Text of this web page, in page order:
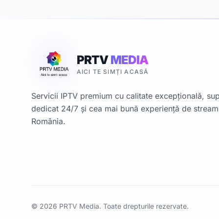
PRTVMEDIA
AICI TE SIMȚI ACASĂ
Servicii IPTV premium cu calitate excepțională,
dedicat 24/7 și cea mai bună experiență de
România.
© 2026 PRTV Media. Toate drepturile rezervate.